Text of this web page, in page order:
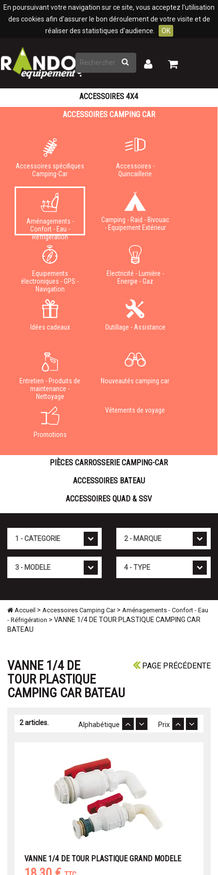
En poursuivant votre navigation sur ce site, vous acceptez l'utilisation
des cookies afin d'assurer le bon déroulement de votre visite et de
réaliser des statistiques d'audience.
OK
Rechercher
Mon
Mon
ACCESSOIRES 4X4
ACCESSOIRES CAMPING CAR
Accessoires spécifiques
Camping-Car
Accessoires -
Quincaillerie
Aménagements -
Confort - Eau -
Réfrigération
Camping - Raid - Bivouac
- Equipement Extérieur
Equipements
électroniques - GPS -
Navigation
Electricité - Lumière -
Energie - Gaz
Idées cadeaux Outillage - Assistance
Entretien - Produits de
maintenance -
Nettoyage
Nouveautés camping car
Promotions
Vêtements de voyage
PIÈCES CARROSSERIE CAMPING-CAR
ACCESSOIRES BATEAU
ACCESSOIRES QUAD & SSV
Accueil > Accessoires Camping Car> Aménagements - Confort - Eau
- Réfrigération > VANNE 1/4 DE TOUR PLASTIQUE CAMPING CAR
BATEAU
PAGE PRÉCÉDENTE
VANNE 1/4 DE
TOUR PLASTIQUE
CAMPING CAR BATEAU
2 articles. Prix
Alphabétique
VANNE 1/4 DE TOUR PLASTIQUE GRAND MODELE
Panneau de gestion des cookies